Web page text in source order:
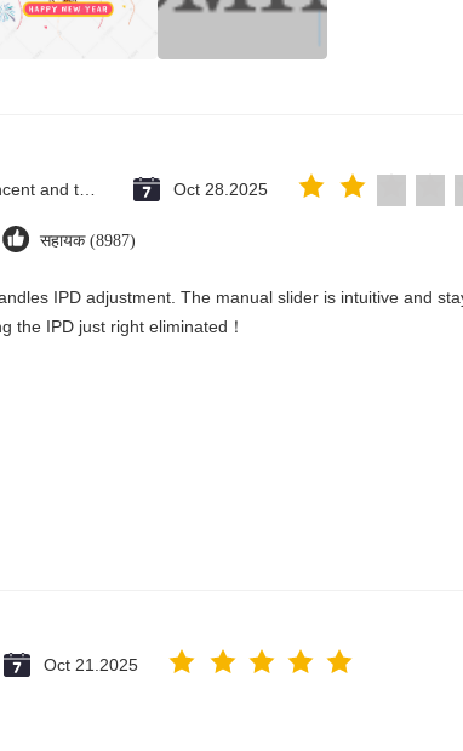
Oct 28.2025
सहायक (8987)
IPD adjustment. The manual slider is intuitive and
the IPD just right eliminated！
Oct 21.2025